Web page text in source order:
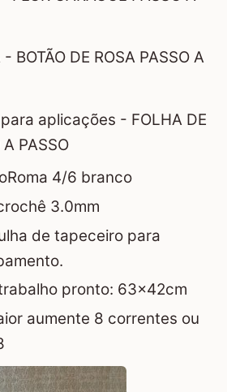
- BOTÃO DE ROSA PASSO A
aplicações - FOLHA DE
A PASSO
4/6 branco
3.0mm
de tapeceiro para
pronto: 63x42cm
aumente 8 correntes ou